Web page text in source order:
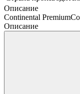
Описание
Continental
Описание